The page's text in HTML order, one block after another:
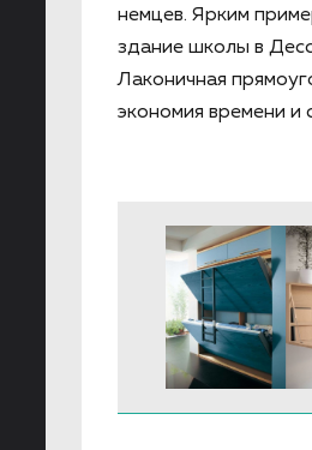
немцев. Ярким
здание школы в
Лаконичная
экономия времени и